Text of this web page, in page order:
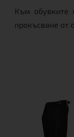
Към обувките
прокъсване от